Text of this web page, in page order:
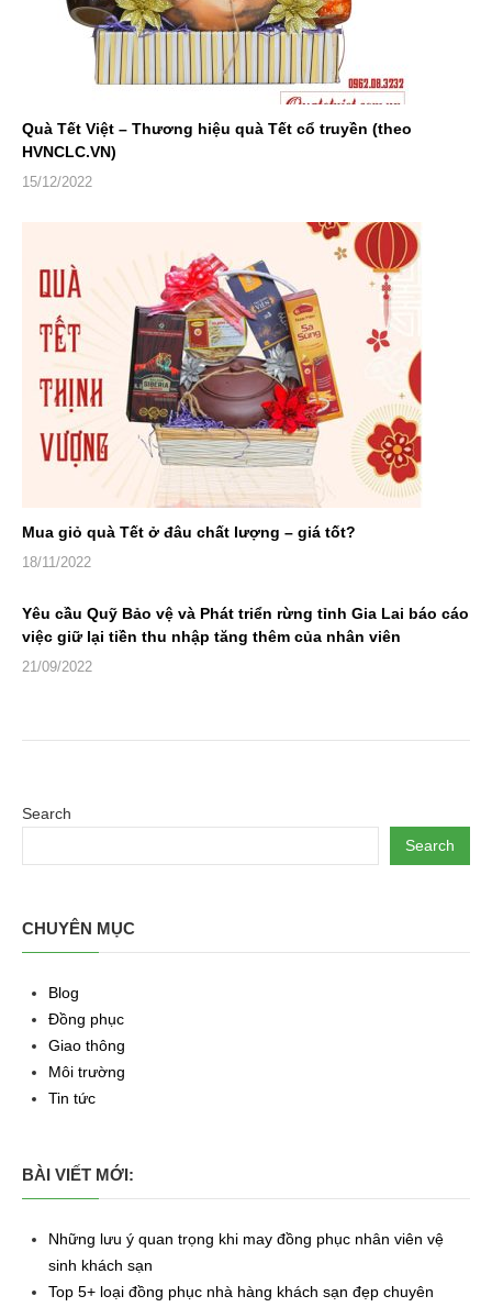
Quà Tết Việt – Thương hiệu quà Tết cổ truyền (theo
HVNCLC.VN)
15/12/2022
Mua giỏ quà Tết ở đâu chất lượng – giá tốt?
18/11/2022
Yêu cầu Quỹ Bảo vệ và Phát triển rừng tỉnh Gia Lai báo cáo
việc giữ lại tiền thu nhập tăng thêm của nhân viên
21/09/2022
Search
Search
CHUYÊN MỤC
Blog
Đồng phục
Giao thông
Môi trường
Tin tức
BÀI VIẾT MỚI:
Những lưu ý quan trọng khi may đồng phục nhân viên vệ
sinh khách sạn
Top 5+ loại đồng phục nhà hàng khách sạn đẹp chuyên